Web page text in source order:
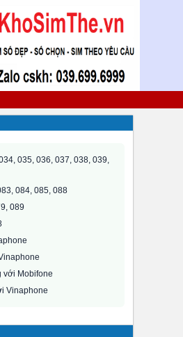
035, 036, 037, 038, 039,
084, 085, 088
089
với Mobifone
Vinaphone